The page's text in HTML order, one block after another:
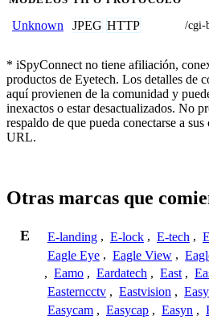
Unknown JPEG HTTP /cgi-
* iSpyConnect no tiene afiliación,
productos de Eyetech. Los detalles de
aquí provienen de la comunidad y
inexactos o estar desactualizados. No
respaldo de que pueda conectarse a
URL.
Otras marcas que
E E-landing , E-lock , E-tech ,
Eagle Eye , Eagle View ,
, Eamo , Eardatech , East ,
Easterncctv , Eastvision , Easy
Easycam , Easycap , Easyn ,